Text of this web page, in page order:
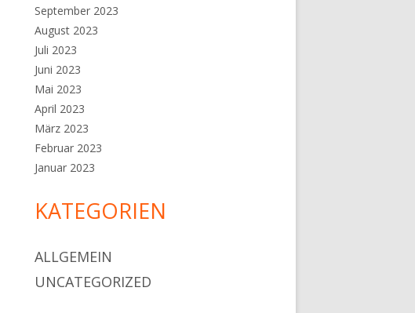
September 2023
August 2023
Juli 2023
Juni 2023
Mai 2023
April 2023
März 2023
Februar 2023
Januar 2023
KATEGORIEN
ALLGEMEIN
UNCATEGORIZED